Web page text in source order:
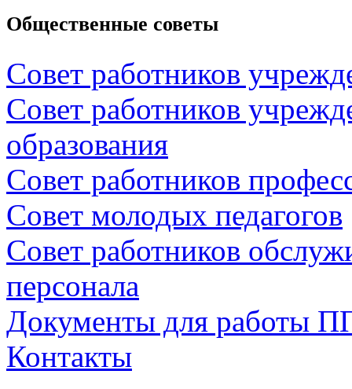
Общественные советы
Совет работников
Совет работников
образования
Совет работников
Совет молодых педагогов
Совет работников
персонала
Документы для работы
Контакты